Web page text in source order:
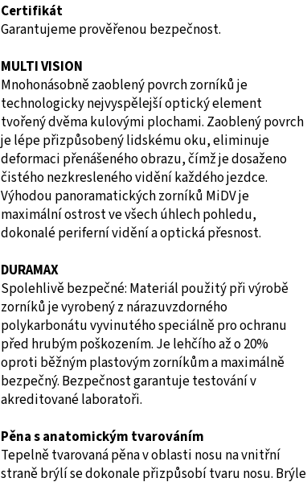
Certifikát
Garantujeme prověřenou bezpečnost.
MULTI VISION
Mnohonásobně zaoblený povrch zorníků je
technologicky nejvyspělejší optický element
tvořený dvěma kulovými plochami. Zaoblený povrch
je lépe přizpůsobený lidskému oku, eliminuje
deformaci přenášeného obrazu, čímž je dosaženo
čistého nezkresleného vidění každého jezdce.
Výhodou panoramatických zorníků MiDV je
maximální ostrost ve všech úhlech pohledu,
dokonalé periferní vidění a optická přesnost.
DURAMAX
Spolehlivě bezpečné: Materiál použitý při výrobě
zorníků je vyrobený z nárazuvzdorného
polykarbonátu vyvinutého speciálně pro ochranu
před hrubým poškozením. Je lehčího až o 20%
oproti běžným plastovým zorníkům a maximálně
bezpečný. Bezpečnost garantuje testování v
akreditované laboratoři.
Pěna s anatomickým tvarováním
Tepelně tvarovaná pěna v oblasti nosu na vnitřní
straně brýlí se dokonale přizpůsobí tvaru nosu. Brýle